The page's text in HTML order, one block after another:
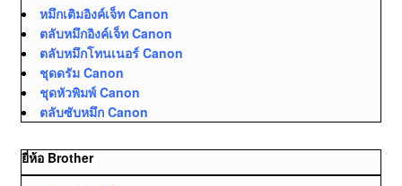
หมึกเติมอิงค์เจ็ท Canon
ตลับหมึกอิงค์เจ็ท Canon
ตลับหมึกโทนเนอร์ Canon
ชุดดรัม Canon
ชุดหัวพิมพ์ Canon
ตลับซับหมึก Canon
ยี่ห้อ Brother